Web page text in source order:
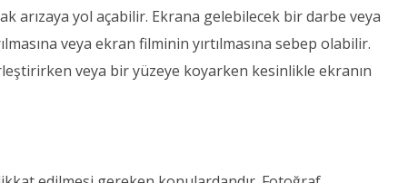
arızaya yol açabilir. Ekrana gelebilecek bir darbe veya
veya ekran filminin yırtılmasına sebep olabilir.
veya bir yüzeye koyarken kesinlikle ekranın